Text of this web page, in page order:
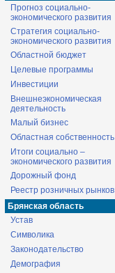
Прогноз социально-
экономического развития
Стратегия социально-
экономического развития
Областной бюджет
Целевые программы
Инвестиции
Внешнеэкономическая
деятельность
Малый бизнес
Областная собственность
Итоги социально –
экономического развития
Дорожный фонд
Реестр розничных рынков
Брянская область
Устав
Символика
Законодательство
Демография